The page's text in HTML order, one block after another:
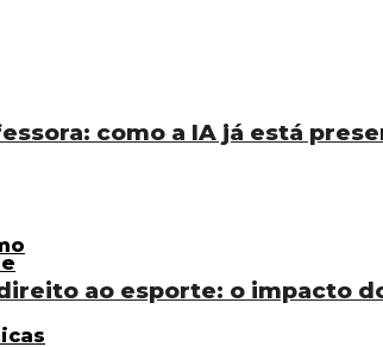
como a IA já está
ao esporte: o impacto